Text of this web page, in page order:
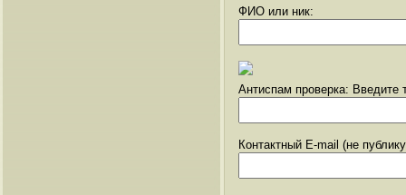
ФИО или ник:
Антиспам проверка: Введите
Контактный E-mail (не